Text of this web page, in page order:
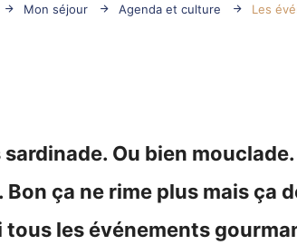
Mon séjour Agenda et culture Les
sardinade. Ou bien
Bon ça ne rime plus mais ça
tous les événements